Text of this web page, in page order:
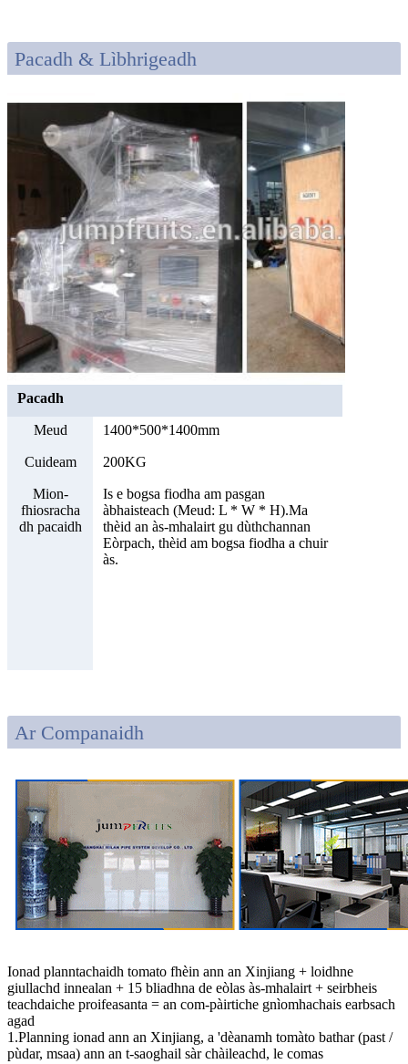
Pacadh & Lìbhrigeadh
Pacadh
Meud 1400*500*1400mm
Cuideam 200KG
Mion-
fhiosracha
dh pacaidh
Is e bogsa fiodha am pasgan
àbhaisteach (Meud: L * W * H).Ma
thèid an às-mhalairt gu dùthchannan
Eòrpach, thèid am bogsa fiodha a chuir
às.
Ar Companaidh
Ionad planntachaidh tomato fhèin ann an Xinjiang + loidhne
giullachd innealan + 15 bliadhna de eòlas às-mhalairt + seirbheis
teachdaiche proifeasanta = an com-pàirtiche gnìomhachais earbsach
agad
1.Planning ionad ann an Xinjiang, a 'dèanamh tomàto bathar (past /
pùdar, msaa) ann an t-saoghail sàr chàileachd, le comas